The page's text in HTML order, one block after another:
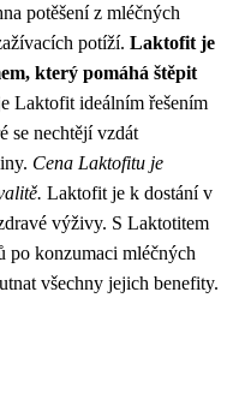
potěšení z mléčných
potíží. Laktofit je
který pomáhá štěpit
Laktofit ideálním řešením
se nechtějí vzdát
Cena Laktofitu je
Laktofit je k dostání v
výživy. S Laktotitem
po konzumaci mléčných
všechny jejich benefity.